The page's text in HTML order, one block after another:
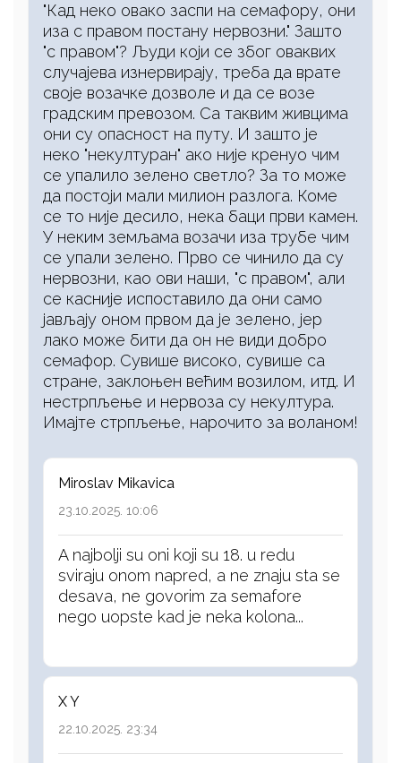
"Кад неко овако заспи на семафору, они
иза с правом постану нервозни." Зашто
"с правом"? Људи који се због оваквих
случајева изнервирају, треба да врате
своје возачке дозволе и да се возе
градским превозом. Са таквим живцима
они су опасност на путу. И зашто је
неко "некултуран" ако није кренуо чим
се упалило зелено светло? За то може
да постоји мали милион разлога. Коме
се то није десило, нека баци први камен.
У неким земљама возачи иза трубе чим
се упали зелено. Прво се чинило да су
нервозни, као ови наши, "с правом", али
се касније испоставило да они само
јављају оном првом да је зелено, јер
лако може бити да он не види добро
семафор. Сувише високо, сувише са
стране, заклоњен већим возилом, итд. И
нестрпљење и нервоза су некултура.
Имајте стрпљење, нарочито за воланом!
Miroslav Mikavica
23.10.2025. 10:06
A najbolji su oni koji su 18. u redu
sviraju onom napred, a ne znaju sta se
desava, ne govorim za semafore
nego uopste kad je neka kolona...
X Y
22.10.2025. 23:34